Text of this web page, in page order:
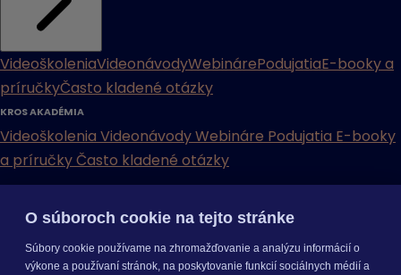
VideoškoleniaVideonávodyWebinárePodujatiaE-booky a
príručkyČasto kladené otázky
KROS AKADÉMIA
Videoškolenia VideonávodyWebináre Podujatia E-booky
a príručkyČasto kladené otázky
Cenníky Odporučte nás Právne dokumenty
Odporúčaná
konfiguráciaAktualizácia verziíMobilné aplikácie
O súboroch cookie na tejto stránke
Súbory cookie používame na zhromažďovanie a analýzu informácií o
výkone a používaní stránok, na poskytovanie funkcií sociálnych médií a